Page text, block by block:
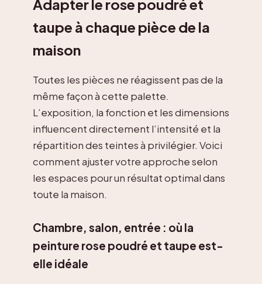
Adapter le rose poudré et
taupe à chaque pièce de la
maison
Toutes les pièces ne réagissent pas de la
même façon à cette palette.
L’exposition, la fonction et les dimensions
influencent directement l’intensité et la
répartition des teintes à privilégier. Voici
comment ajuster votre approche selon
les espaces pour un résultat optimal dans
toute la maison.
Chambre, salon, entrée : où la
peinture rose poudré et taupe est-
elle idéale